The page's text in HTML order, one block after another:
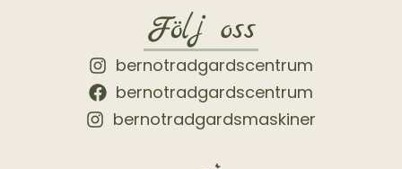
Följ oss
bernotradgardscentrum
bernotradgardscentrum
bernotradgardsmaskiner